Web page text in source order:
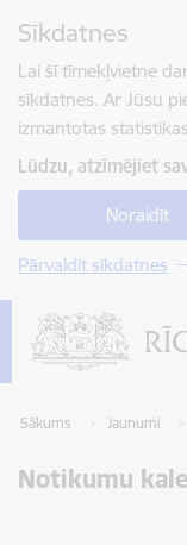
Sīkdatnes
Lai šī tīmekļvietne
sīkdatnes. Ar Jūsu
izmantotas
Lūdzu, atzīmējiet
Noraidīt
Pārvaldīt sīkdatnes
Sākums Jaunumi
Notikumu